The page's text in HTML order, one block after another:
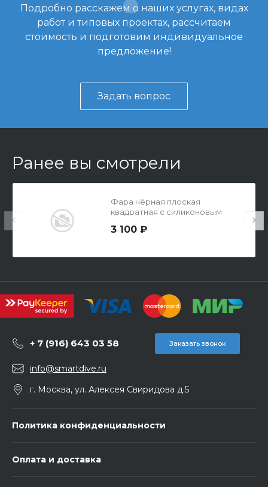
Подробно расскажем о наших услугах, видах
работ и типовых проектах, рассчитаем
стоимость и подготовим индивидуальное
предложение!
Задать вопрос
Ранее вы смотрели
Фара чёрная плоская
квадратная с силиконовым
3 100 ₽
+ 7 (916) 643 03 58 Заказать звонок
info@smartdive.ru
г. Москва, ул. Алексея Свиридова д.5
Политика конфиденциальности
Оплата и доставка